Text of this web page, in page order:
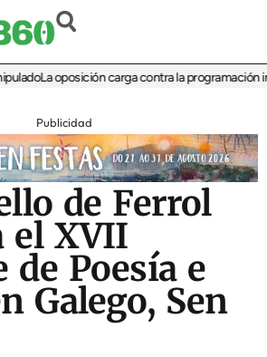
La oposición carga contra la programación
Publicidad
de Ferrol
el XVII
de Poesía e
Galego, Sen